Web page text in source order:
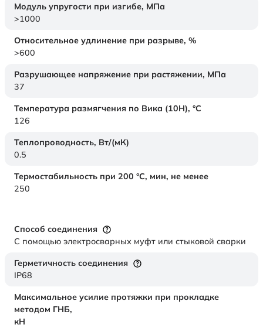
Модуль упругости при изгибе, МПа
>1000
Относительное удлинение при разрыве, %
>600
Разрушающее напряжение при растяжении, МПа
37
Температура размягчения по Вика (10Н), °C
126
Теплопроводность, Вт/(мК)
0.5
Термостабильность при 200 °С, мин, не менее
250
Способ соединения
С помощью электросварных муфт или стыковой сварки
Герметичность соединения
IP68
Максимальное усилие протяжки при прокладке
методом ГНБ,
кН